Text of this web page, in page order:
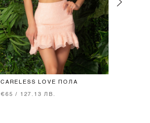
CARELESS LOVE ПОЛА
€65 / 127.13 ЛВ.